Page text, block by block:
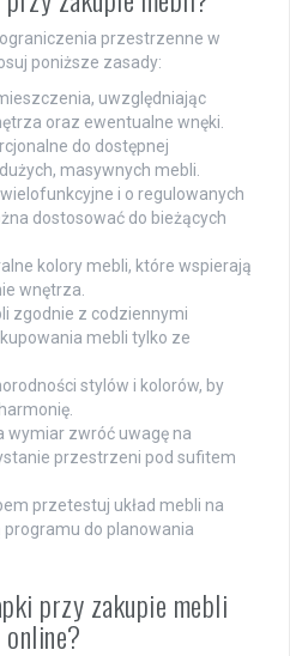
przestrzenne w
poniższe zasady:
uwzględniając
oraz ewentualne wnęki.
do dostępnej
masywnych mebli.
i o regulowanych
dostosować do bieżących
kolory mebli, które wspierają
wnętrza.
zgodnie z codziennymi
mebli tylko ze
stylów i kolorów, by
wymiar zwróć uwagę na
przestrzeni pod sufitem
przetestuj układ mebli na
do planowania
przy zakupie mebli